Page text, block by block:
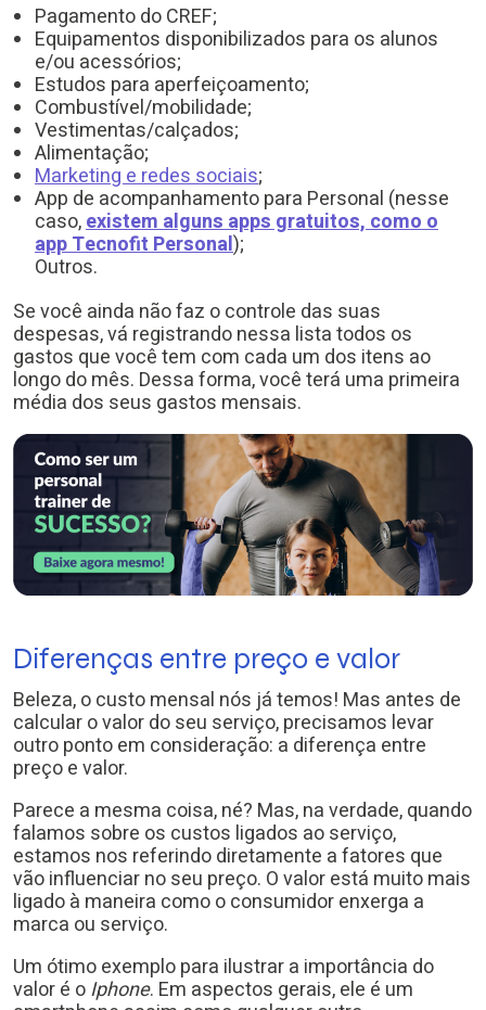
Pagamento do CREF;
Equipamentos disponibilizados para os alunos
e/ou acessórios;
Estudos para aperfeiçoamento;
Combustível/mobilidade;
Vestimentas/calçados;
Alimentação;
Marketing e redes sociais;
App de acompanhamento para Personal (nesse
caso,existem alguns apps gratuitos, como o
app Tecnofit Personal);
Outros.
Se você ainda não faz o controle das suas
despesas, vá registrando nessa lista todos os
gastos que você tem com cada um dos itens ao
longo do mês. Dessa forma, você terá uma primeira
média dos seus gastos mensais.
Diferenças entre preço e valor
Beleza, o custo mensal nós já temos! Mas antes de
calcular o valor do seu serviço, precisamos levar
outro ponto em consideração: a diferença entre
preço e valor.
Parece a mesma coisa, né? Mas, na verdade, quando
falamos sobre os custos ligados ao serviço,
estamos nos referindo diretamente a fatores que
vão influenciar no seu preço. O valor está muito mais
ligado à maneira como o consumidor enxerga a
marca ou serviço.
Um ótimo exemplo para ilustrar a importância do
valor é oIphone. Em aspectos gerais, ele é um